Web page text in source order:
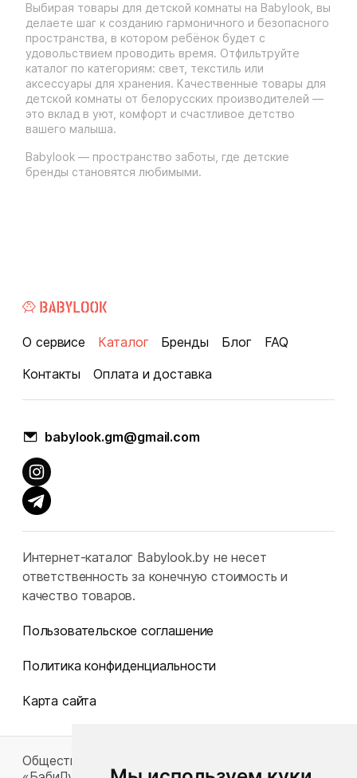
Выбирая товары для детской комнаты на Babylook, вы
делаете шаг к созданию гармоничного и безопасного
пространства, в котором ребёнок будет с
удовольствием проводить время. Отфильтруйте
каталог по категориям: свет, текстиль или
аксессуары для хранения. Качественные товары для
детской комнаты от белорусских производителей —
это вклад в уют, комфорт и счастливое детство
вашего малыша.
Babylook — пространство заботы, где детские
бренды становятся любимыми.
О сервисе Каталог Бренды Блог
FAQ
Контакты
Оплата и доставка
babylook.gm@gmail.com
Интернет-каталог Babylook.by не несет
ответственность за конечную стоимость и
качество товаров.
Пользовательское соглашение
Политика конфиденциальности
Карта сайта
Общество с ограниченной ответственностью